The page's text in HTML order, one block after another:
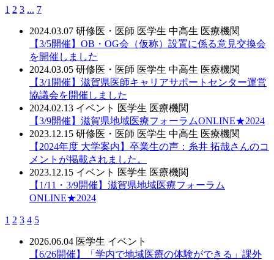
1 2 3 ... 7
2024.03.07 研修医・医師 医学生 中高生 医療機関
【3/5開催】OB・OG会（仮称）設置に係る意見交換会
を開催しました
2024.03.05 研修医・医師 医学生 中高生 医療機関
【3/1開催】滋賀県医師キャリアサポートセンター運営
協議会を開催しました
2024.02.13 イベント 医学生 医療機関
【3/9開催】滋賀県地域医療フォーラムONLINE★2024
2023.12.15 研修医・医師 医学生 中高生 医療機関
【2024年度 大学案内】卒業生の声：糸井 拓哉さんのコ
メントが掲載されました。
2023.12.15 イベント 医学生 医療機関
【1/11・3/9開催】滋賀県地域医療フォーラム
ONLINE★2024
1 2 3 4 5
2026.06.04 医学生 イベント
【6/26開催】「学内で地域医療の体験ができる」課外